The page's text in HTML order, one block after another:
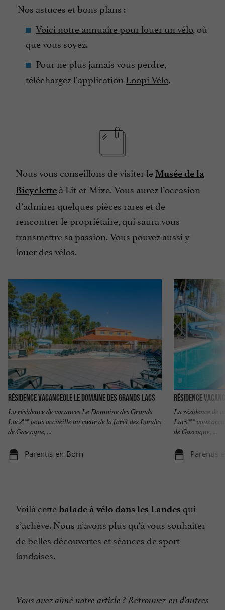
Nos astuces et bons plans :
Voici notre annuaire pour louer un vélo, où
que vous soyez.
Pour ne plus jamais vous perdre,
téléchargez l’application Loopi Vélo.
Nous vous conseillons de visiter le Musée de la
Bicyclette à Lit-et-Mixe. Vous aurez l’occasion
d’admirer quelques pièces rares et de
rencontrer le propriétaire, qui saura vous
transmettre sa passion. Vous pouvez aussi y
louer des vélos.
Résidence Vacanceole Le Domaine des Grands Lacs
La résidence de vacances Le Domaine des Grands
Lacs*** vous accueille au cœur de la forêt des Landes
de Gascogne, ...
Parentis-en-Born
Résidence
La résidence de
Lacs*** vous
de Gascogne, ...
Parentis-
Voilà cettebalade à vélo dans les Landes qui
s’achève. Nous n’avons plus qu’à vous souhaiter
de belles découvertes et séances de sport
landaises.
Vous avez aimé notre article ? Retrouvez-en d’autres